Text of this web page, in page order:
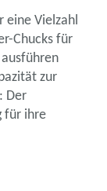
eine Vielzahl
Chucks für
zur
Der
für ihre